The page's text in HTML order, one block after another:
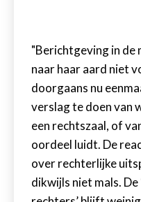
"Berichtgeving in de
naar haar aard niet
doorgaans nu
verslag te doen van
een rechtszaal, of
oordeel luidt. De
over rechterlijke
dikwijls niet mals.